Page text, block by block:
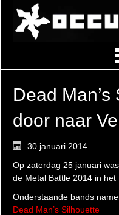
Dead
door naar
30 januari 2014
Op zaterdag 25 januari
de Metal Battle 2014 in het
Onderstaande bands
Dead Man’s Silhouette